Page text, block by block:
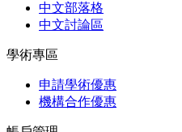
中文部落格
中文討論區
學術專區
申請學術優惠
機構合作優惠